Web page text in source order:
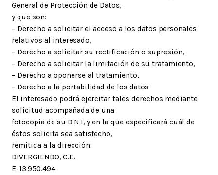
General de Protección de Datos,
y que son:
– Derecho a solicitar el acceso a los datos personales
relativos al interesado,
– Derecho a solicitar su rectificación o supresión,
– Derecho a solicitar la limitación de su tratamiento,
– Derecho a oponerse al tratamiento,
– Derecho a la portabilidad de los datos
El interesado podrá ejercitar tales derechos mediante
solicitud acompañada de una
fotocopia de su D.N.I, y en la que especificará cuál de
éstos solicita sea satisfecho,
remitida a la dirección:
DIVERGIENDO, C.B.
E-13.950.494